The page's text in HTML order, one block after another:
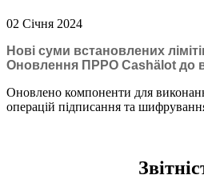
02 Січня 2024
Нові суми встановлених
Оновлення ПРРО Cashӓlot до
Оновлено компоненти для
операцій підписання та